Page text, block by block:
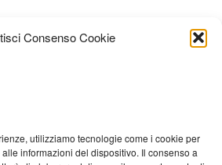
Consenso Cookie
utilizziamo tecnologie come i cookie per
informazioni del dispositivo. Il consenso a